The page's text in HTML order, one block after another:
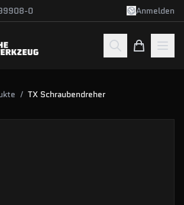
0 Anmelden
/ TX Schraubendreher